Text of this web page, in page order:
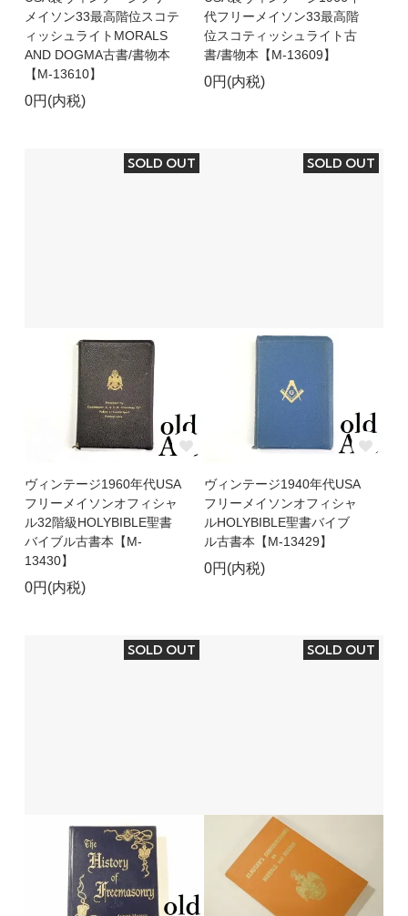
メイソン33最高階位スコテ
ィッシュライトMORALS
AND DOGMA古書/書物本
【M-13610】
0円(内税)
代フリーメイソン33最高階
位スコティッシュライト古
書/書物本【M-13609】
0円(内税)
SOLD OUT
ヴィンテージ1960年代USA
フリーメイソンオフィシャ
ル32階級HOLYBIBLE聖書
バイブル古書本【M-
13430】
0円(内税)
SOLD OUT
ヴィンテージ1940年代USA
フリーメイソンオフィシャ
ルHOLYBIBLE聖書バイブ
ル古書本【M-13429】
0円(内税)
SOLD OUT SOLD OUT